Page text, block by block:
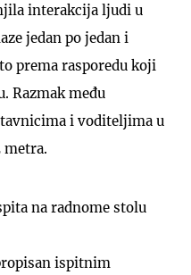
interakcija ljudi u
jedan po jedan i
prema rasporedu koji
Razmak među
i voditeljima u
na radnome stolu
ispitnim